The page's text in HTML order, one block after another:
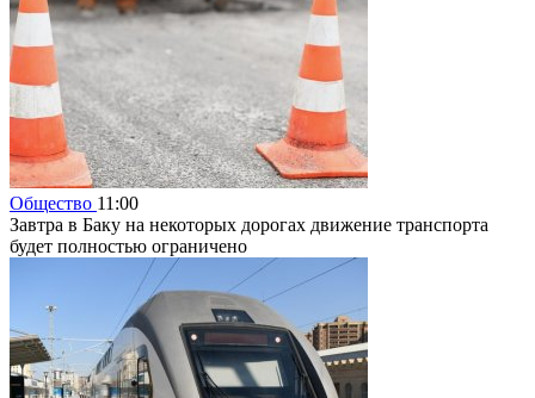
Общество 11:00
Завтра в Баку на некоторых дорогах движение транспорта
будет полностью ограничено